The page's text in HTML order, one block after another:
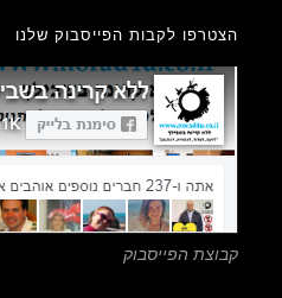
לקבות הפייסבוק שלנו
הפייסבוק